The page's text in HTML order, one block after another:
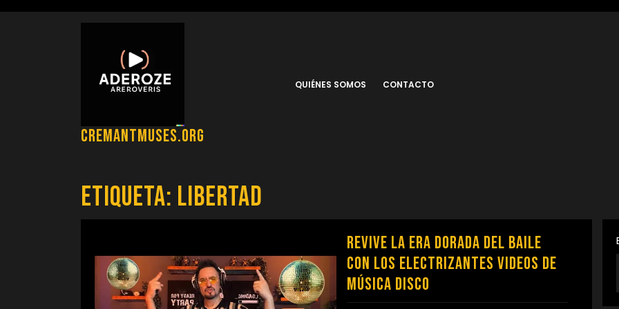
cremantmuses.org
QUIÉNES SOMOS CONTACTO
Etiqueta: libertad
Revive la Era Dorada del Baile
con los Electrizantes Videos de
Música Disco